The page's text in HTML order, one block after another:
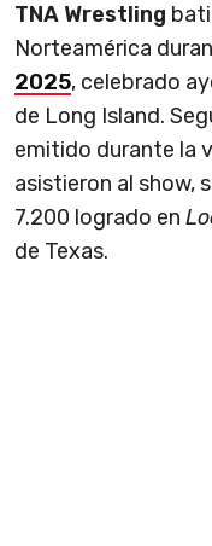
TNA Wrestling
Norteamérica
2025, celebrado
de Long Island.
emitido durante la
asistieron al show,
7.200 logrado en
de Texas.